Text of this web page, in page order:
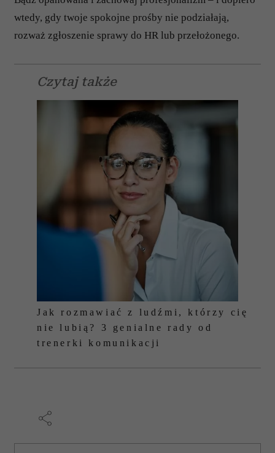
wtedy, gdy twoje spokojne prośby nie podziałają,
rozważ zgłoszenie sprawy do HR lub przełożonego.
Czytaj także
Jak rozmawiać z ludźmi, którzy cię
nie lubią? 3 genialne rady od
trenerki komunikacji